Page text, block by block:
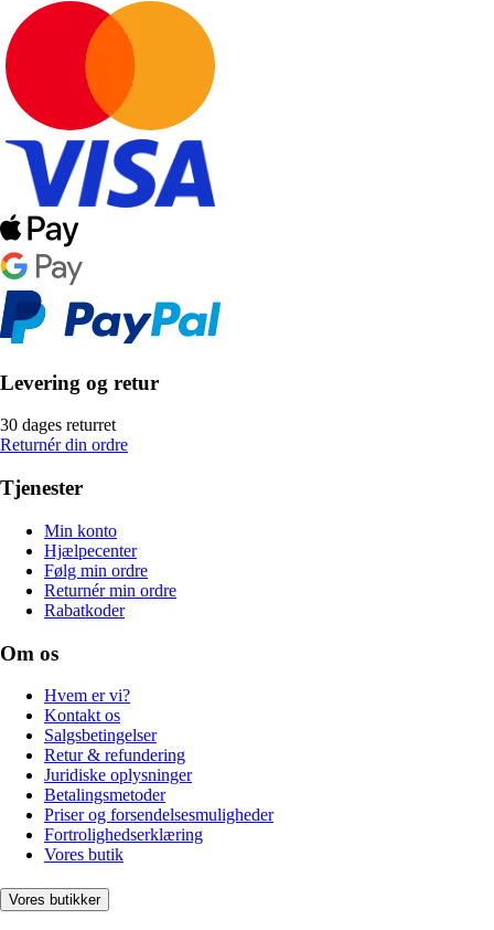
Levering og retur
30 dages returret
Returnér din ordre
Tjenester
Min konto
Hjælpecenter
Følg min ordre
Returnér min ordre
Rabatkoder
Om os
Hvem er vi?
Kontakt os
Salgsbetingelser
Retur & refundering
Juridiske oplysninger
Betalingsmetoder
Priser og forsendelsesmuligheder
Fortrolighedserklæring
Vores butik
Vores butikker